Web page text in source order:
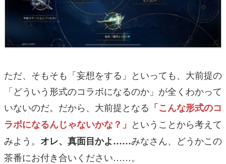
ただ、そもそも「妄想をする」といっても、大前提の
「どういう形式のコラボになるのか」が全くわかって
いないのだ。だから、大前提となる 「こんな形式のコ
ラボになるんじゃないかな？」 ということから考えて
みよう。 オレ、真面目かよ……みなさん、どうかこの
茶番にお付き合いください……。